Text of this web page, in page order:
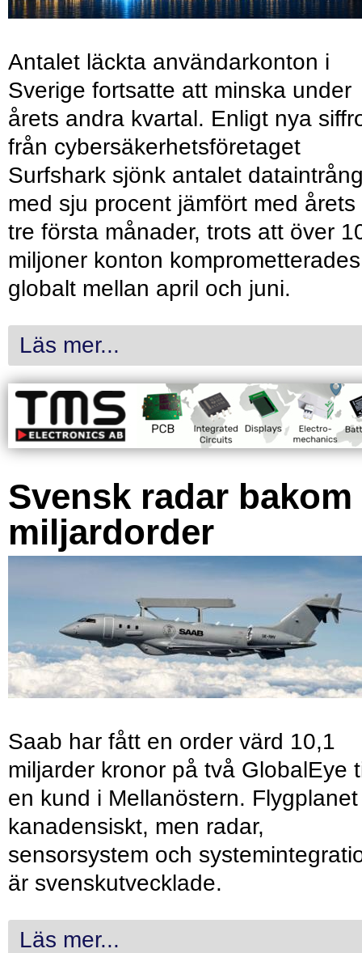
Antalet läckta användarkonton i
Sverige fortsatte att minska under
årets andra kvartal. Enligt nya
från cybersäkerhetsföretaget
Surfshark sjönk antalet
med sju procent jämfört med årets
tre första månader, trots att över
miljoner konton komprometterades
globalt mellan april och juni.
Läs mer...
Svensk radar bakom
miljardorder
Saab har fått en order värd 10,1
miljarder kronor på två GlobalEye
en kund i Mellanöstern.
kanadensiskt, men radar,
sensorsystem och
är svenskutvecklade.
Läs mer...